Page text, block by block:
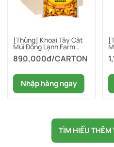
[Thùng] Khoai Tây Cắt
Múi Đông Lạnh Farm
Best 1kg x 10 Gói
890,000đ/CARTON
Nhập hàng ngay
TÌM HIỂU THÊM